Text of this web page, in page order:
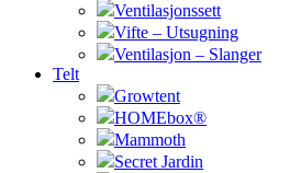
Ventilasjonssett
Vifte – Utsugning
Ventilasjon – Slanger
Telt
Growtent
HOMEbox®
Mammoth
Secret Jardin